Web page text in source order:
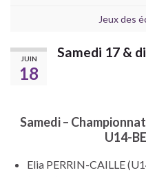
Jeux des
JUIN
18
Samedi 17 &
Samedi –
U14-
Elia PERRIN-CAILLE